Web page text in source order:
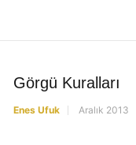
Görgü Kuralları
Enes Ufuk Aralık 2013